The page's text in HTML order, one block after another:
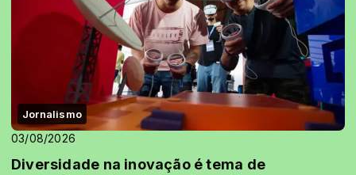
Jornalismo
03/08/2026
Diversidade na inovação é tema de